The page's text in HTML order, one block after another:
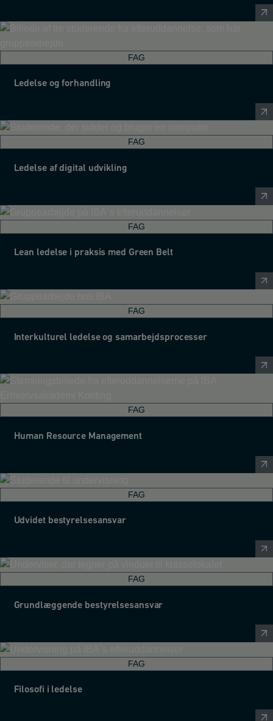
FAG
Ledelse og forhandling
FAG
Ledelse af digital udvikling
FAG
Lean ledelse i praksis med Green Belt
FAG
Interkulturel ledelse og samarbejdsprocesser
FAG
Human Resource Management
FAG
Udvidet bestyrelsesansvar
FAG
Grundlæggende bestyrelsesansvar
FAG
Filosofi i ledelse